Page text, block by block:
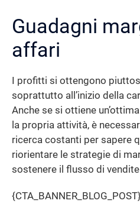
Guadagni
affari
I profitti si ottengono
soprattutto all’inizio della
Anche se si ottiene
la propria attività, è
ricerca costanti per sapere
riorientare le strategie di
sostenere il flusso di